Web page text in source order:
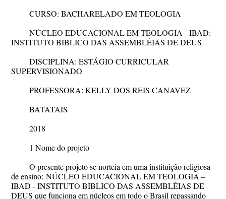
CURSO: BACHARELADO EM TEOLOGIA
NÚCLEO EDUCACIONAL EM TEOLOGIA - IBAD:
INSTITUTO BIBLICO DAS ASSEMBLÉIAS DE DEUS
DISCIPLINA: ESTÁGIO CURRICULAR
SUPERVISIONADO
PROFESSORA: KELLY DOS REIS CANAVEZ
BATATAIS
2018
1 Nome do projeto
O presente projeto se norteia em uma instituição religiosa
de ensino: NÚCLEO EDUCACIONAL EM TEOLOGIA –
IBAD - INSTITUTO BIBLICO DAS ASSEMBLÉIAS DE
DEUS que funciona em núcleos em todo o Brasil repassando